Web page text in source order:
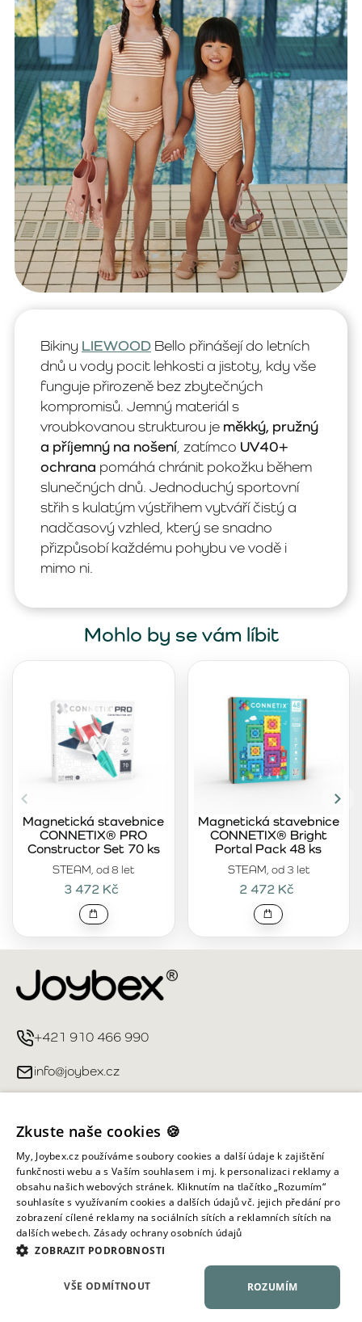
Bikiny LIEWOOD Bello přinášejí do letních
dnů u vody pocit lehkosti a jistoty, kdy vše
funguje přirozeně bez zbytečných
kompromisů. Jemný materiál s
vroubkovanou strukturou je měkký, pružný
a příjemný na nošení, zatímco UV40+
ochrana pomáhá chránit pokožku během
slunečných dnů. Jednoduchý sportovní
střih s kulatým výstřihem vytváří čistý a
nadčasový vzhled, který se snadno
přizpůsobí každému pohybu ve vodě i
mimo ni.
Mohlo by se vám líbit
STEAM, od 8 let
Magnetická stavebnice
CONNETIX® PRO
Constructor Set 70 ks
3 472 Kč
STEAM, od 3 let
Magnetická stavebnice
CONNETIX® Bright
Portal Pack 48 ks
2 472 Kč
+421 910 466 990
info@joybex.cz
Můj účet
Informace obchodu
Všechna práva vyhrazena ©
Zkuste naše cookies 🍪
My, Joybex.cz používáme soubory cookies a další údaje k zajištění
funkčnosti webu a s Vaším souhlasem i mj. k personalizaci reklamy a
obsahu našich webových stránek. Kliknutím na tlačítko „Rozumím“
souhlasíte s využívaním cookies a dalších údajů vč. jejich předání pro
zobrazení cílené reklamy na sociálních sítích a reklamních sítích na
dalších webech. Zásady ochrany osobních údajů
ZOBRAZIT PODROBNOSTI
ROZUMÍM
VŠE ODMÍTNOUT